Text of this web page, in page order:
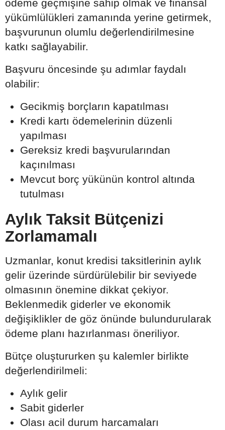
ödeme geçmişine sahip olmak ve finansal
yükümlülükleri zamanında yerine getirmek,
başvurunun olumlu değerlendirilmesine
katkı sağlayabilir.
Başvuru öncesinde şu adımlar faydalı
olabilir:
Gecikmiş borçların kapatılması
Kredi kartı ödemelerinin düzenli
yapılması
Gereksiz kredi başvurularından
kaçınılması
Mevcut borç yükünün kontrol altında
tutulması
Aylık Taksit Bütçenizi
Zorlamamalı
Uzmanlar, konut kredisi taksitlerinin aylık
gelir üzerinde sürdürülebilir bir seviyede
olmasının önemine dikkat çekiyor.
Beklenmedik giderler ve ekonomik
değişiklikler de göz önünde bulundurularak
ödeme planı hazırlanması öneriliyor.
Bütçe oluştururken şu kalemler birlikte
değerlendirilmeli:
Aylık gelir
Sabit giderler
Olası acil durum harcamaları